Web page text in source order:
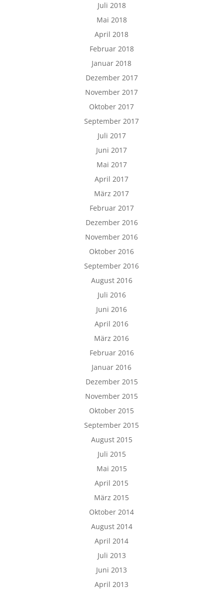
Juli 2018
Mai 2018
April 2018
Februar 2018
Januar 2018
Dezember 2017
November 2017
Oktober 2017
September 2017
Juli 2017
Juni 2017
Mai 2017
April 2017
März 2017
Februar 2017
Dezember 2016
November 2016
Oktober 2016
September 2016
August 2016
Juli 2016
Juni 2016
April 2016
März 2016
Februar 2016
Januar 2016
Dezember 2015
November 2015
Oktober 2015
September 2015
August 2015
Juli 2015
Mai 2015
April 2015
März 2015
Oktober 2014
August 2014
April 2014
Juli 2013
Juni 2013
April 2013